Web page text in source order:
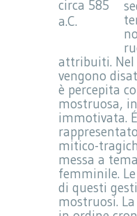
circa 585
a.C.
attribuiti. Nel
vengono
è percepita
mostruosa,
immotivata.
mitico-
messa a
femminile.
di questi
mostruosi.